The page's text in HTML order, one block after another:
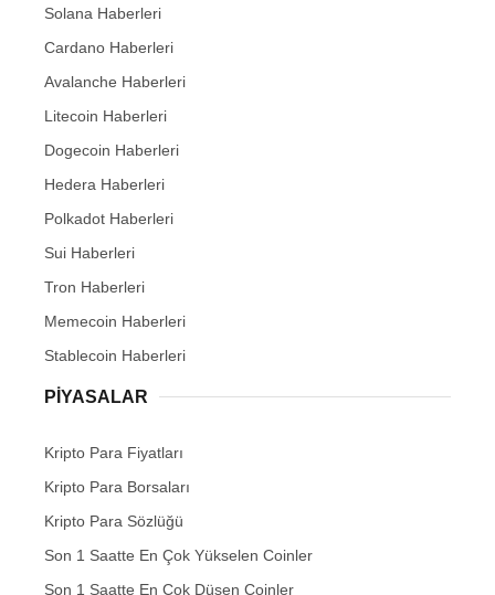
Solana Haberleri
Cardano Haberleri
Avalanche Haberleri
Litecoin Haberleri
Dogecoin Haberleri
Hedera Haberleri
Polkadot Haberleri
Sui Haberleri
Tron Haberleri
Memecoin Haberleri
Stablecoin Haberleri
PIYASALAR
Kripto Para Fiyatları
Kripto Para Borsaları
Kripto Para Sözlüğü
Son 1 Saatte En Çok Yükselen Coinler
Son 1 Saatte En Çok Düşen Coinler